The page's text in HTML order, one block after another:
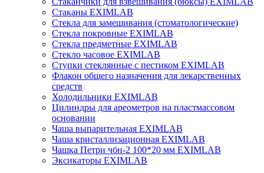
Стаканы EXIMLAB
Стекла для замешивания (стоматологические)
Стекла покровные EXIMLAB
Стекла предметные EXIMLAB
Стекло часовое EXIMLAB
Ступки стеклянные с пестиком EXIMLAB
Флакон общего назначения для лекарственных
средств
Холодильники EXIMLAB
Цилиндры для ареометров на пластмассовом
основании
Чаша выпарительная EXIMLAB
Чаша кристаллизационная EXIMLAB
Чашка Петри чбн-2 100*20 мм EXIMLAB
Эксикаторы EXIMLAB